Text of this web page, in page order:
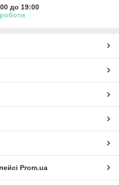
до 19:00
Prom.ua